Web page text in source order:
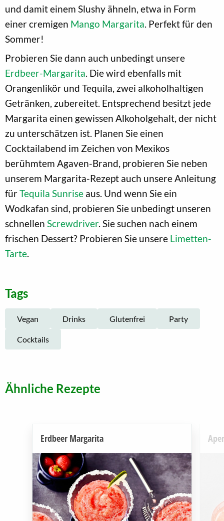
und damit einem Slushy ähneln, etwa in Form
einer cremigen Mango Margarita. Perfekt für den
Sommer!
Probieren Sie dann auch unbedingt unsere
Erdbeer-Margarita. Die wird ebenfalls mit
Orangenlikör und Tequila, zwei alkoholhaltigen
Getränken, zubereitet. Entsprechend besitzt jede
Margarita einen gewissen Alkoholgehalt, der nicht
zu unterschätzen ist. Planen Sie einen
Cocktailabend im Zeichen von Mexikos
berühmtem Agaven-Brand, probieren Sie neben
unserem Margarita-Rezept auch unsere Anleitung
fürTequila Sunrise aus. Und wenn Sie ein
Wodkafan sind, probieren Sie unbedingt unseren
schnellen Screwdriver. Sie suchen nach einem
frischen Dessert? Probieren Sie unsere Limetten-
Tarte.
Tags
Vegan Drinks Glutenfrei Party
Cocktails
Ähnliche Rezepte
Erdbeer Margarita